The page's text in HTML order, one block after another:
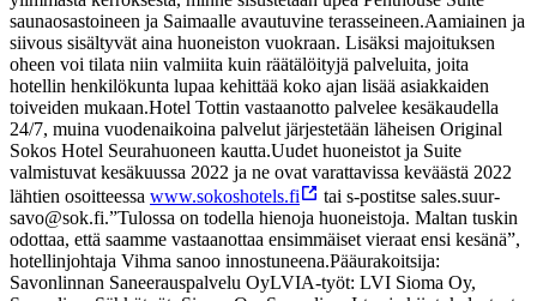
saunaosastoineen ja Saimaalle avautuvine terasseineen.Aamiainen ja
siivous sisältyvät aina huoneiston vuokraan. Lisäksi majoituksen
oheen voi tilata niin valmiita kuin räätälöityjä palveluita, joita
hotellin henkilökunta lupaa kehittää koko ajan lisää asiakkaiden
toiveiden mukaan.Hotel Tottin vastaanotto palvelee kesäkaudella
24/7, muina vuodenaikoina palvelut järjestetään läheisen Original
Sokos Hotel Seurahuoneen kautta.Uudet huoneistot ja Suite
valmistuvat kesäkuussa 2022 ja ne ovat varattavissa keväästä 2022
lähtien osoitteessa www.sokoshotels.fi
tai s-postitse sales.suur-
savo@sok.fi.”Tulossa on todella hienoja huoneistoja. Maltan tuskin
odottaa, että saamme vastaanottaa ensimmäiset vieraat ensi kesänä”,
hotellinjohtaja Vihma sanoo innostuneena.Pääurakoitsija:
Savonlinnan Saneerauspalvelu OyLVIA-työt: LVI Sioma Oy,